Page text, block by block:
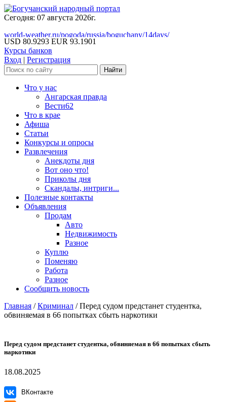
Сегодня: 07 августа 2026г.
world-weather.ru/pogoda/russia/boguchany/14days/
USD 80.9293 EUR 93.1901
Курсы банков
Вход | Регистрация
Что у нас
Ангарская правда
Вести62
Что в крае
Афиша
Статьи
Конкурсы и опросы
Развлечения
Анекдоты дня
Вот оно что!
Приколы дня
Скандалы, интриги...
Полезные контакты
Объявления
Продам
Авто
Недвижимость
Разное
Куплю
Поменяю
Работа
Разное
Сообщить новость
Главная /Криминал /Перед судом предстанет студентка,
обвиняемая в 66 попытках сбыть наркотики
Перед судом предстанет студентка, обвиняемая в 66 попытках сбыть
наркотики
18.08.2025
ВКонтакте